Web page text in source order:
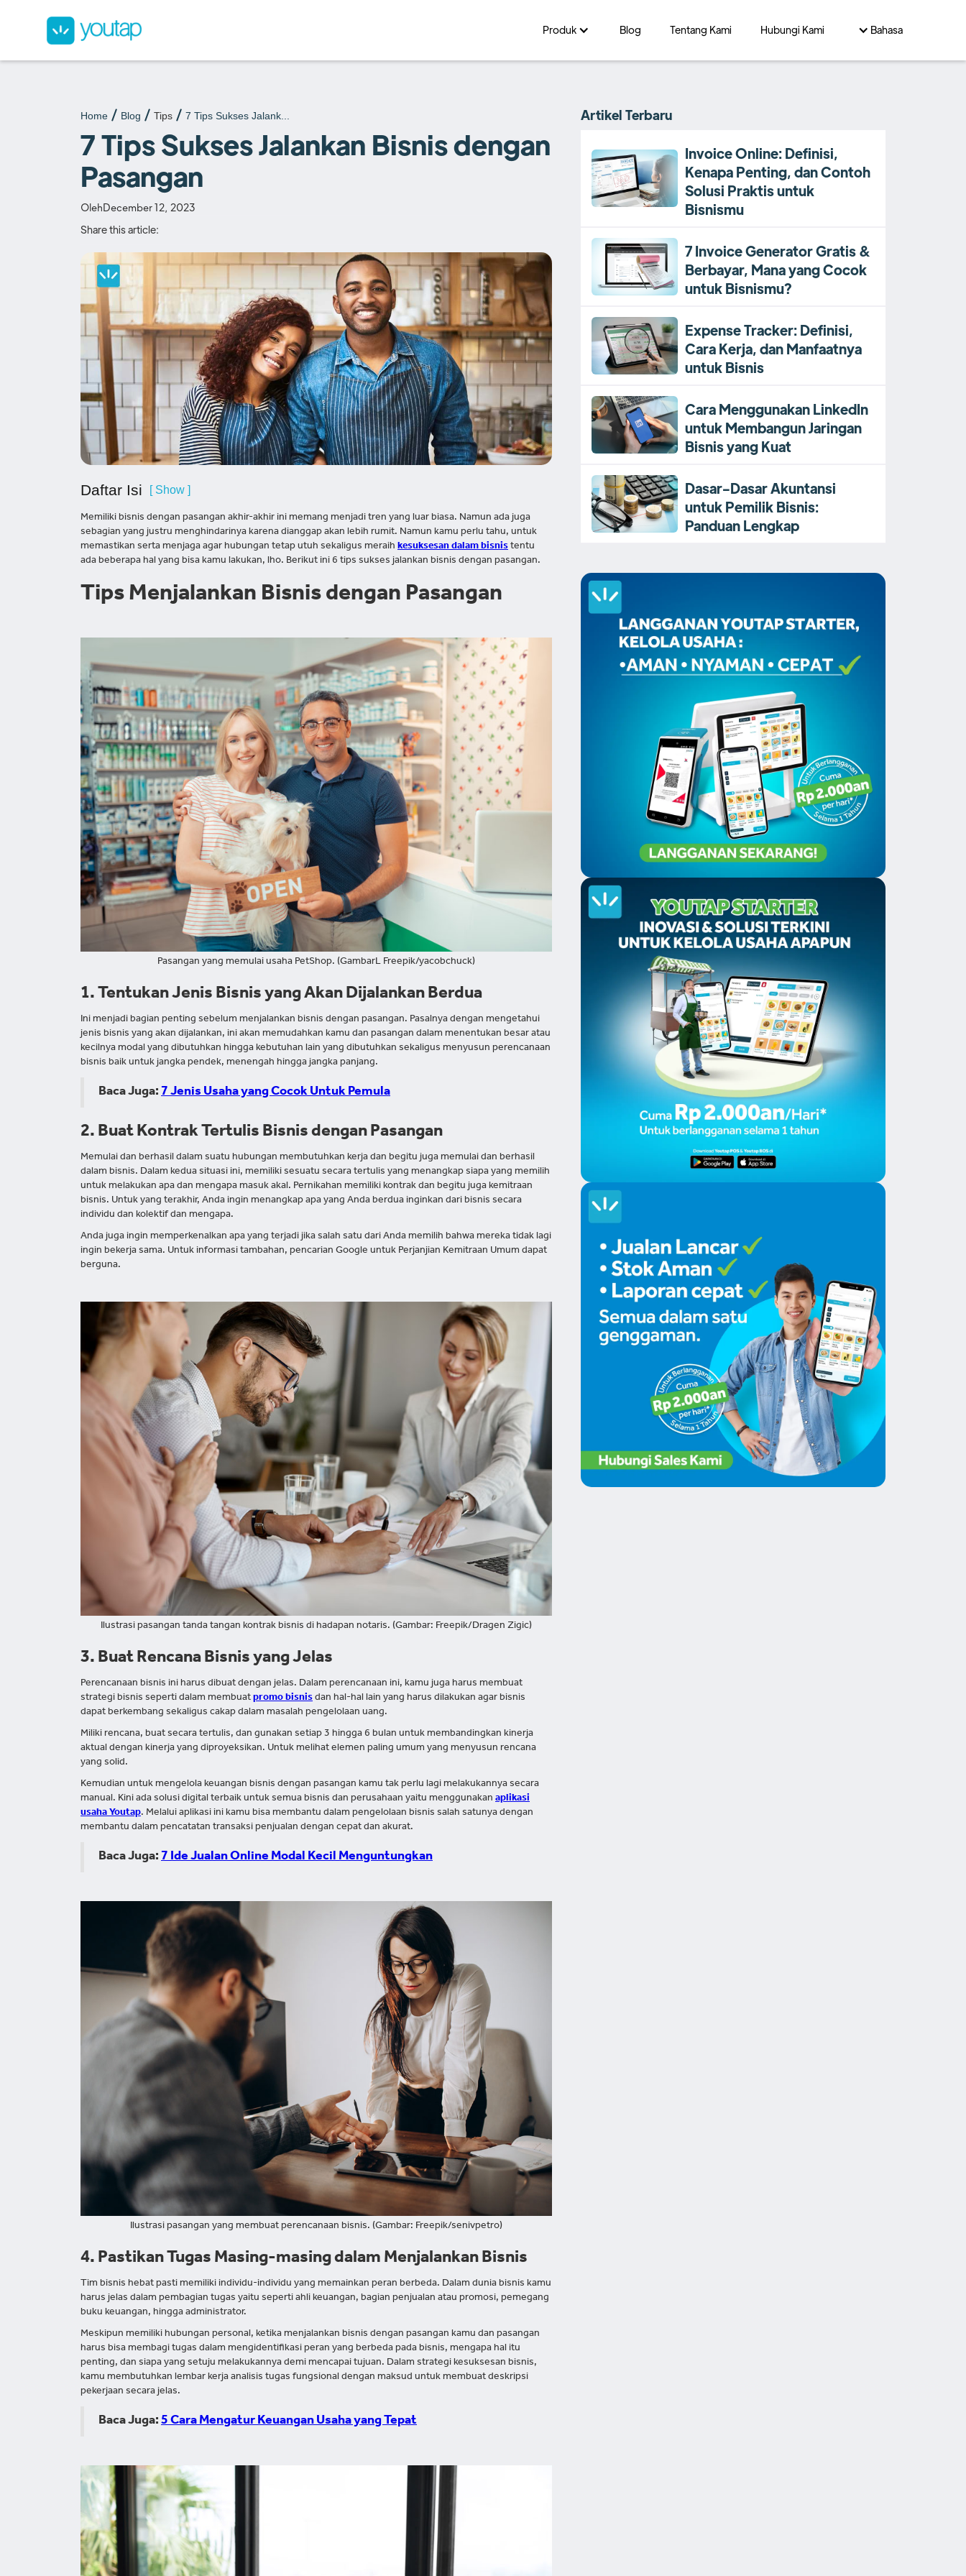
Produk Blog Tentang Kami Hubungi Kami Bahasa
Home Blog Tips 7 Tips Sukses Jalank...
7 Tips Sukses Jalankan Bisnis dengan
Pasangan
OlehDecember 12, 2023
Share this article:
Daftar Isi [ Show ]
Memiliki bisnis dengan pasangan akhir-akhir ini memang menjadi tren yang luar biasa. Namun ada juga
sebagian yang justru menghindarinya karena dianggap akan lebih rumit. Namun kamu perlu tahu, untuk
memastikan serta menjaga agar hubungan tetap utuh sekaligus meraih kesuksesan dalam bisnis tentu
ada beberapa hal yang bisa kamu lakukan, lho. Berikut ini 6 tips sukses jalankan bisnis dengan pasangan.
Tips Menjalankan Bisnis dengan Pasangan
Pasangan yang memulai usaha PetShop. (GambarL Freepik/yacobchuck)
1. Tentukan Jenis Bisnis yang Akan Dijalankan Berdua
Ini menjadi bagian penting sebelum menjalankan bisnis dengan pasangan. Pasalnya dengan mengetahui
jenis bisnis yang akan dijalankan, ini akan memudahkan kamu dan pasangan dalam menentukan besar atau
kecilnya modal yang dibutuhkan hingga kebutuhan lain yang dibutuhkan sekaligus menyusun perencanaan
bisnis baik untuk jangka pendek, menengah hingga jangka panjang.
Baca Juga: 7 Jenis Usaha yang Cocok Untuk Pemula
2. Buat Kontrak Tertulis Bisnis dengan Pasangan
Memulai dan berhasil dalam suatu hubungan membutuhkan kerja dan begitu juga memulai dan berhasil
dalam bisnis. Dalam kedua situasi ini, memiliki sesuatu secara tertulis yang menangkap siapa yang memilih
untuk melakukan apa dan mengapa masuk akal. Pernikahan memiliki kontrak dan begitu juga kemitraan
bisnis. Untuk yang terakhir, Anda ingin menangkap apa yang Anda berdua inginkan dari bisnis secara
individu dan kolektif dan mengapa.
Anda juga ingin memperkenalkan apa yang terjadi jika salah satu dari Anda memilih bahwa mereka tidak lagi
ingin bekerja sama. Untuk informasi tambahan, pencarian Google untuk Perjanjian Kemitraan Umum dapat
berguna.
Ilustrasi pasangan tanda tangan kontrak bisnis di hadapan notaris. (Gambar: Freepik/Dragen Zigic)
3. Buat Rencana Bisnis yang Jelas
Perencanaan bisnis ini harus dibuat dengan jelas. Dalam perencanaan ini, kamu juga harus membuat
strategi bisnis seperti dalam membuat promo bisnis dan hal-hal lain yang harus dilakukan agar bisnis
dapat berkembang sekaligus cakap dalam masalah pengelolaan uang.
Miliki rencana, buat secara tertulis, dan gunakan setiap 3 hingga 6 bulan untuk membandingkan kinerja
aktual dengan kinerja yang diproyeksikan. Untuk melihat elemen paling umum yang menyusun rencana
yang solid.
Kemudian untuk mengelola keuangan bisnis dengan pasangan kamu tak perlu lagi melakukannya secara
manual. Kini ada solusi digital terbaik untuk semua bisnis dan perusahaan yaitu menggunakan aplikasi
usaha Youtap. Melalui aplikasi ini kamu bisa membantu dalam pengelolaan bisnis salah satunya dengan
membantu dalam pencatatan transaksi penjualan dengan cepat dan akurat.
Baca Juga: 7 Ide Jualan Online Modal Kecil Menguntungkan
Ilustrasi pasangan yang membuat perencanaan bisnis. (Gambar: Freepik/senivpetro)
4. Pastikan Tugas Masing-masing dalam Menjalankan Bisnis
Tim bisnis hebat pasti memiliki individu-individu yang memainkan peran berbeda. Dalam dunia bisnis kamu
harus jelas dalam pembagian tugas yaitu seperti ahli keuangan, bagian penjualan atau promosi, pemegang
buku keuangan, hingga administrator.
Meskipun memiliki hubungan personal, ketika menjalankan bisnis dengan pasangan kamu dan pasangan
harus bisa membagi tugas dalam mengidentifikasi peran yang berbeda pada bisnis, mengapa hal itu
penting, dan siapa yang setuju melakukannya demi mencapai tujuan. Dalam strategi kesuksesan bisnis,
kamu membutuhkan lembar kerja analisis tugas fungsional dengan maksud untuk membuat deskripsi
pekerjaan secara jelas.
Baca Juga: 5 Cara Mengatur Keuangan Usaha yang Tepat
Artikel Terbaru
Invoice Online: Definisi,
Kenapa Penting, dan Contoh
Solusi Praktis untuk
Bisnismu
7 Invoice Generator Gratis &
Berbayar, Mana yang Cocok
untuk Bisnismu?
Expense Tracker: Definisi,
Cara Kerja, dan Manfaatnya
untuk Bisnis
Cara Menggunakan LinkedIn
untuk Membangun Jaringan
Bisnis yang Kuat
Dasar-Dasar Akuntansi
untuk Pemilik Bisnis:
Panduan Lengkap